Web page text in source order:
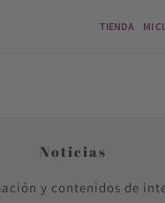
TIENDA MI
Noticias
y contenidos de